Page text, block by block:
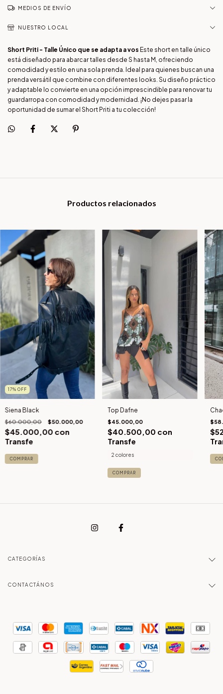
MEDIOS DE ENVÍO
NUESTRO LOCAL
Short Priti - Talle Único que se adapta a vos Este short en talle único
está diseñado para abarcar talles desde S hasta M, ofreciendo
comodidad y estilo en una sola prenda. Ideal para quienes buscan una
prenda versátil que combine con diferentes looks. Su diseño práctico
y adaptable lo convierte en una opción imprescindible para renovar tu
guardarropa con comodidad y modernidad. ¡No dejes pasar la
oportunidad de sumar el Short Priti a tu colección!
Productos relacionados
17% OFF
Siena Black
$60.000,00 $50.000,00
$45.000,00 con
Transfe
COMPRAR
Top Dafne
$45.000,00
$40.500,00 con
Transfe
2 colores
COMPRAR
CATEGORÍAS
CONTACTÁNOS